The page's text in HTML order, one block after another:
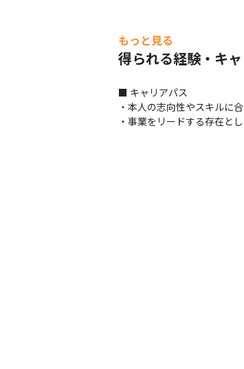
研究者と協力しながら業務
もっと見る
得られる経験・キ
■ キャリアパス
・本人の志向性やスキルに
・事業をリードする存在と